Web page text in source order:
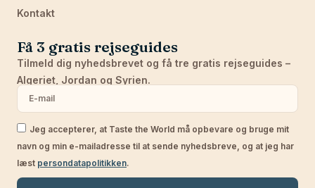
Kontakt
Få 3 gratis rejseguides
Tilmeld dig nyhedsbrevet og få tre gratis rejseguides –
Algeriet, Jordan og Syrien.
Jeg accepterer, at Taste the World må opbevare og bruge mit
navn og min e-mailadresse til at sende nyhedsbreve, og at jeg har
læst persondatapolitikken.